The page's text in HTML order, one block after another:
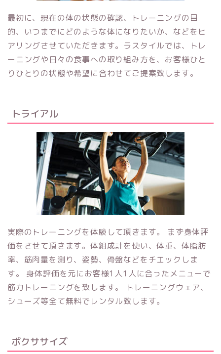
最初に、現在の体の状態の確認、トレーニングの目
的、いつまでにどのような体になりたいか、などをヒ
アリングさせていただきます。ラスタイルでは、トレ
ーニングや日々の食事への取り組み方を、お客様ひと
りひとりの状態や希望に合わせてご提案致します。
トライアル
実際のトレーニングを体験して頂きます。 まず身体評
価をさせて頂きます。体組成計を使い、体重、体脂肪
率、筋肉量を測り、姿勢、骨盤などをチエックしま
す。 身体評価を元にお客様1人1人に合ったメニューで
筋力トレーニングを致します。 トレーニングウェア、
シューズ等全て無料でレンタル致します。
ボクササイズ